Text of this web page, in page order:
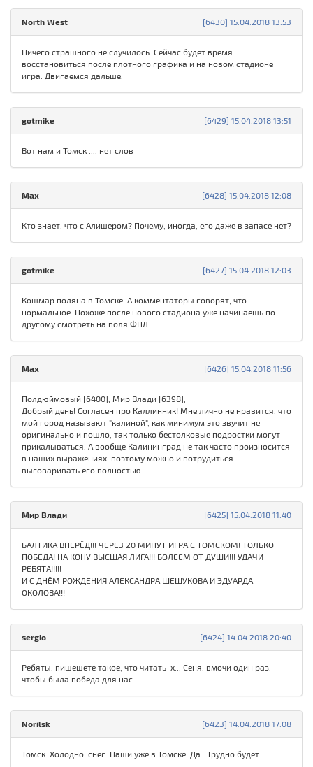
[6430] 15.04.2018 13:53
North West
Ничего страшного не случилось. Сейчас будет время
восстановиться после плотного графика и на новом стадионе
игра. Двигаемся дальше.
[6429] 15.04.2018 13:51
gotmike
Вот нам и Томск .... нет слов
[6428] 15.04.2018 12:08
Max
Кто знает, что с Алишером? Почему, иногда, его даже в запасе нет?
[6427] 15.04.2018 12:03
gotmike
Кошмар поляна в Томске. А комментаторы говорят, что
нормальное. Похоже после нового стадиона уже начинаешь по-
другому смотреть на поля ФНЛ.
[6426] 15.04.2018 11:56
Max
Полдюймовый [6400], Мир Влади [6398],
Добрый день! Согласен про Каллинник! Мне лично не нравится, что
мой город называют "калиной", как минимум это звучит не
оригинально и пошло, так только бестолковые подростки могут
прикалываться. А вообще Калининград не так часто произносится
в наших выражениях, поэтому можно и потрудиться
выговаривать его полностью.
[6425] 15.04.2018 11:40
Мир Влади
БАЛТИКА ВПЕРЁД!!! ЧЕРЕЗ 20 МИНУТ ИГРА С ТОМСКОМ! ТОЛЬКО
ПОБЕДА! НА КОНУ ВЫСШАЯ ЛИГА!!! БОЛЕЕМ ОТ ДУШИ!!! УДАЧИ
РЕБЯТА!!!!!
И С ДНЁМ РОЖДЕНИЯ АЛЕКСАНДРА ШЕШУКОВА И ЭДУАРДА
ОКОЛОВА!!!
[6424] 14.04.2018 20:40
sergio
Ребяты, пишешете такое, что читать х... Сеня, вмочи один раз,
чтобы была победа для нас
[6423] 14.04.2018 17:08
Norilsk
Томск. Холодно, снег. Наши уже в Томске. Да...Трудно будет.